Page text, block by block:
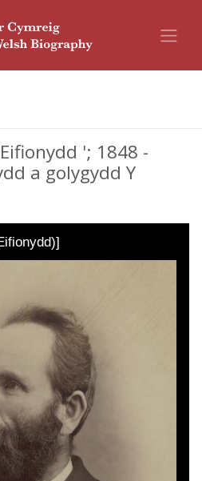
'; 1848 -
a golygydd Y